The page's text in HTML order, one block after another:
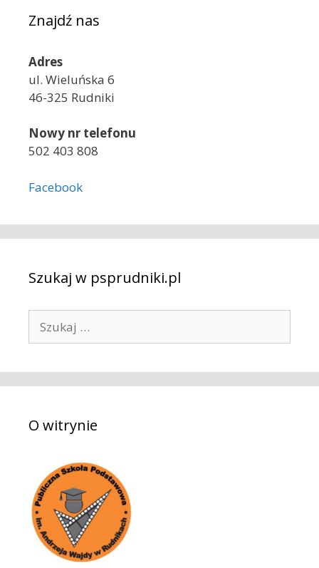
Znajdź nas
Adres
ul. Wieluńska 6
46-325 Rudniki
Nowy nr telefonu
502 403 808
Facebook
Szukaj w psprudniki.pl
k
a
:O witrynie